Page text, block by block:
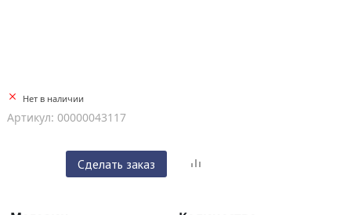
Нет в наличии
Артикул: 00000043117
Сделать заказ